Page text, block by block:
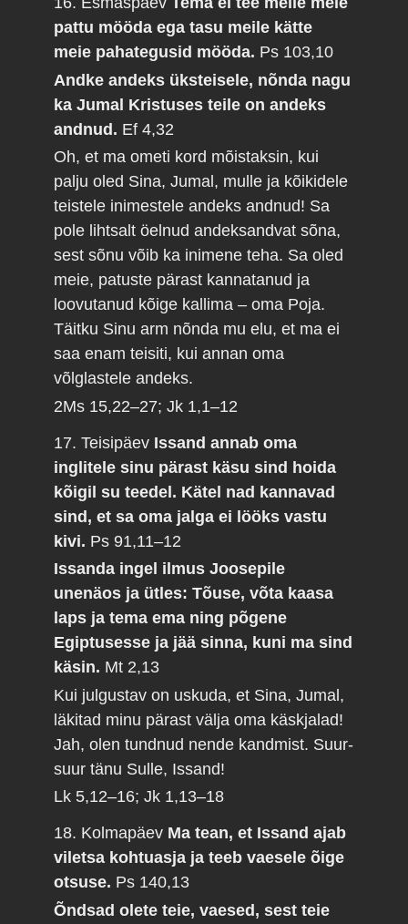
pattu mööda ega tasu meile kätte
meie pahategusid mööda. Ps 103,10
Andke andeks üksteisele, nõnda nagu
ka Jumal Kristuses teile on andeks
andnud. Ef 4,32
Oh, et ma ometi kord mõistaksin, kui
palju oled Sina, Jumal, mulle ja kõikidele
teistele inimestele andeks andnud! Sa
pole lihtsalt öelnud andeksandvat sõna,
sest sõnu võib ka inimene teha. Sa oled
meie, patuste pärast kannatanud ja
loovutanud kõige kallima – oma Poja.
Täitku Sinu arm nõnda mu elu, et ma ei
saa enam teisiti, kui annan oma
võlglastele andeks.
2Ms 15,22–27; Jk 1,1–12
17. Teisipäev Issand annab oma
inglitele sinu pärast käsu sind hoida
kõigil su teedel. Kätel nad kannavad
sind, et sa oma jalga ei lööks vastu
kivi. Ps 91,11–12
Issanda ingel ilmus Joosepile
unenäos ja ütles: Tõuse, võta kaasa
laps ja tema ema ning põgene
Egiptusesse ja jää sinna, kuni ma sind
käsin. Mt 2,13
Kui julgustav on uskuda, et Sina, Jumal,
läkitad minu pärast välja oma käskjalad!
Jah, olen tundnud nende kandmist. Suur-
suur tänu Sulle, Issand!
Lk 5,12–16; Jk 1,13–18
18. Kolmapäev Ma tean, et Issand ajab
viletsa kohtuasja ja teeb vaesele õige
otsuse. Ps 140,13
Õndsad olete teie, vaesed, sest teie